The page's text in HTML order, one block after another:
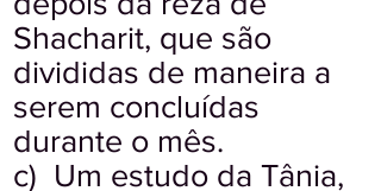
Shacharit, que são
divididas de maneira a
serem concluídas
durante o mês.
c) Um estudo da Tânia,